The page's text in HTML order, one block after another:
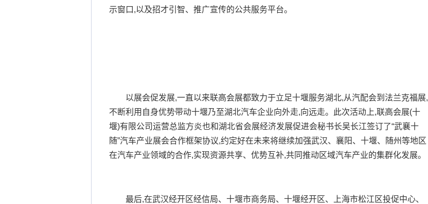
示窗口,以及招才引智、推广宣传的公共服务平台。
以展会促发展,一直以来联高会展都致力于立足十堰服务湖北,从汽配会到法兰克福展,
不断利用自身优势带动十堰乃至湖北汽车企业向外走,向远走。此次活动上,联高会展(十
堰)有限公司运营总监方炎也和湖北省会展经济发展促进会秘书长吴长江签订了“武襄十
随”汽车产业展会合作框架协议,约定好在未来将继续加强武汉、襄阳、十堰、随州等地区
在汽车产业领域的合作,实现资源共享、优势互补,共同推动区域汽车产业的集群化发展。
最后,在武汉经开区经信局、十堰市商务局、十堰经开区、上海市松江区投促中心、